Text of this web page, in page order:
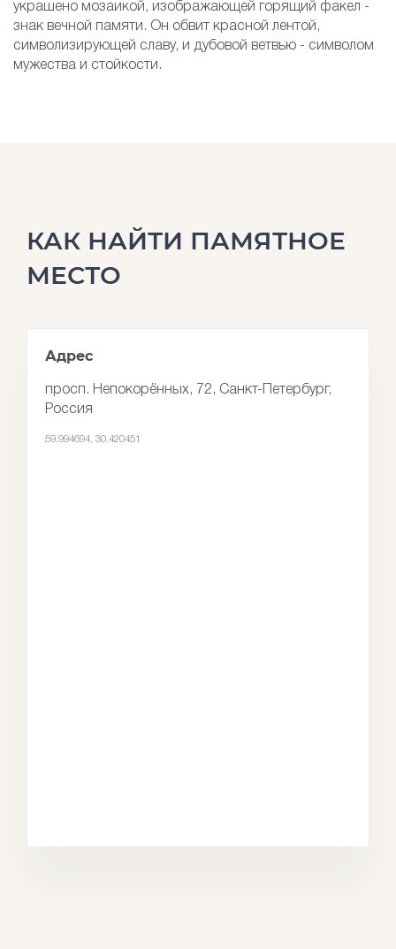
украшено мозаикой, изображающей горящий факел -
знак вечной памяти. Он обвит красной лентой,
символизирующей славу, и дубовой ветвью - символом
мужества и стойкости.
КАК НАЙТИ ПАМЯТНОЕ
МЕСТО
Адрес
просп. Непокорённых, 72, Санкт-Петербург,
Россия
59.994694, 30.420451